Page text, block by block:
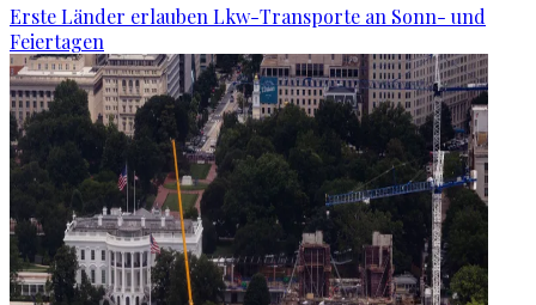
Erste Länder erlauben Lkw-Transporte an Sonn- und
Feiertagen